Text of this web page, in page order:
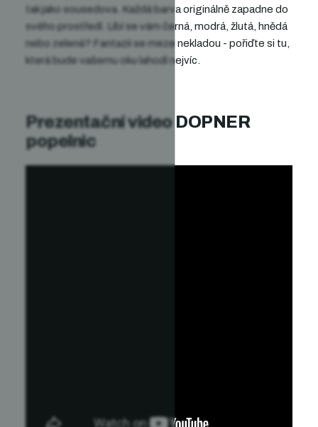
tak jako sousedova. Každá barva originálně zapadne do
svého prostředí. Líbí se vám černá, modrá, žlutá, hnědá
nebo zelená?
Fantazii se meze nekladou - pořiďte si tu,
která bude vašemu oku lahodí nejvíc.
Prezentační video DOPNER
popelnic